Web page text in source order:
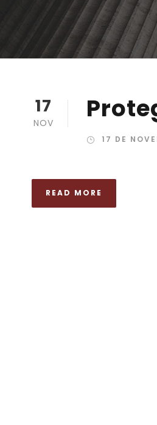
17
NOV
17 DE
READ MORE